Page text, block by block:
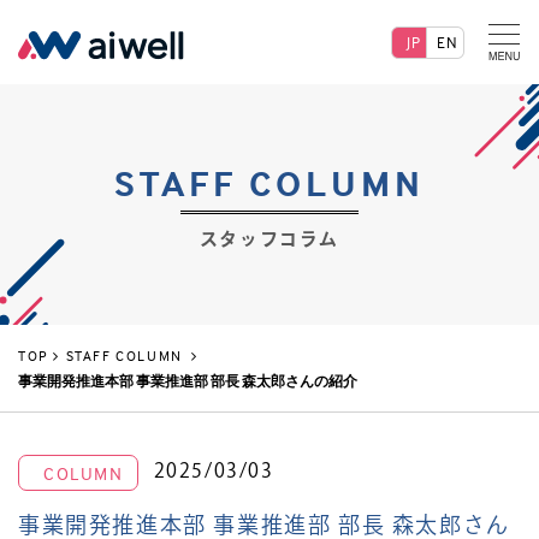
JP EN
STAFF COLUMN
スタッフコラム
TOP
STAFF COLUMN
事業開発推進本部 事業推進部 部長 森太郎さんの紹介
COLUMN 2025/03/03
事業開発推進本部 事業推進部 部長 森太郎さん